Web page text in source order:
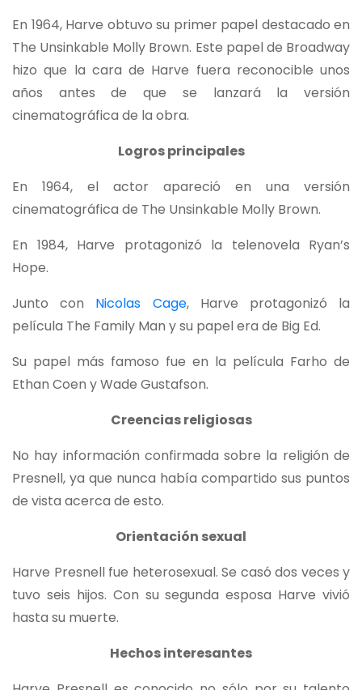
En 1964, Harve obtuvo su primer papel destacado en
The Unsinkable Molly Brown. Este papel de Broadway
hizo que la cara de Harve fuera reconocible unos
años antes de que se lanzará la versión
cinematográfica de la obra.
Logros principales
En 1964, el actor apareció en una versión
cinematográfica de The Unsinkable Molly Brown.
En 1984, Harve protagonizó la telenovela Ryan’s
Hope.
Junto con Nicolas Cage, Harve protagonizó la
película The Family Man y su papel era de Big Ed.
Su papel más famoso fue en la película Farho de
Ethan Coen y Wade Gustafson.
Creencias religiosas
No hay información confirmada sobre la religión de
Presnell, ya que nunca había compartido sus puntos
de vista acerca de esto.
Orientación sexual
Harve Presnell fue heterosexual. Se casó dos veces y
tuvo seis hijos. Con su segunda esposa Harve vivió
hasta su muerte.
Hechos interesantes